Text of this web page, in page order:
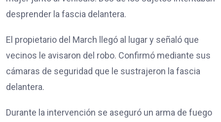
desprender la fascia delantera.
El propietario del March llegó al lugar y señaló que
vecinos le avisaron del robo. Confirmó mediante sus
cámaras de seguridad que le sustrajeron la fascia
delantera.
Durante la intervención se aseguró un arma de fuego